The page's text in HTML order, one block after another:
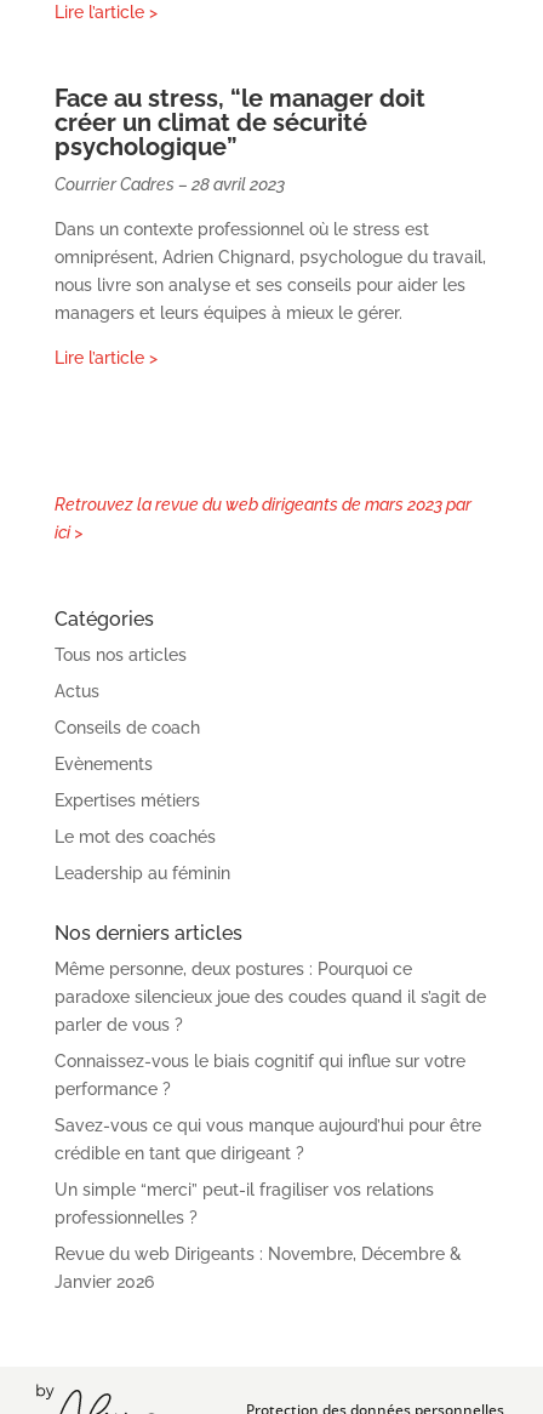
Lire l’article >
Face au stress, “le manager doit
créer un climat de sécurité
psychologique”
Courrier Cadres – 28 avril 2023
Dans un contexte professionnel où le stress est
omniprésent, Adrien Chignard, psychologue du travail,
nous livre son analyse et ses conseils pour aider les
managers et leurs équipes à mieux le gérer.
Lire l’article >
Retrouvez la revue du web dirigeants de mars 2023 par
ici >
Catégories
Tous nos articles
Actus
Conseils de coach
Evènements
Expertises métiers
Le mot des coachés
Leadership au féminin
Nos derniers articles
Même personne, deux postures : Pourquoi ce
paradoxe silencieux joue des coudes quand il s’agit de
parler de vous ?
Connaissez-vous le biais cognitif qui influe sur votre
performance ?
Savez-vous ce qui vous manque aujourd’hui pour être
crédible en tant que dirigeant ?
Un simple “merci” peut-il fragiliser vos relations
professionnelles ?
Revue du web Dirigeants : Novembre, Décembre &
Janvier 2026
Protection des données personnelles